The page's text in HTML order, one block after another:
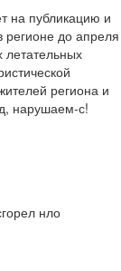
на публикацию и
до апреля
летательных
региона и
нарушаем-с!
нло